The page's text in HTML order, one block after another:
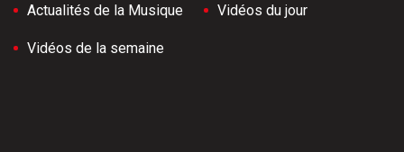
Actualités de la Musique Vidéos du jour
Vidéos de la semaine